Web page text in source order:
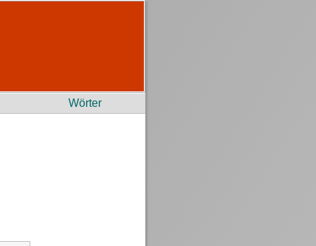
Wörter